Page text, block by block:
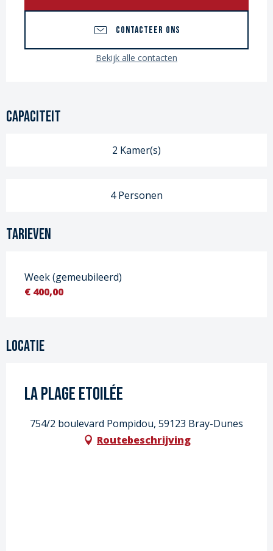
CONTACTEER ONS
Bekijk alle contacten
Capaciteit
2 Kamer(s)
4 Personen
Tarieven
Week (gemeubileerd)
€ 400,00
Locatie
La Plage Etoilée
754/2 boulevard Pompidou, 59123 Bray-Dunes
Routebeschrijving